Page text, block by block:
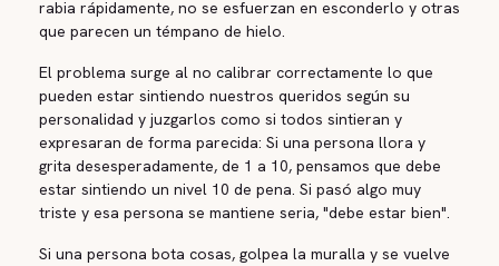
rabia rápidamente, no se esfuerzan en esconderlo y otras
que parecen un témpano de hielo.
El problema surge al no calibrar correctamente lo que
pueden estar sintiendo nuestros queridos según su
personalidad y juzgarlos como si todos sintieran y
expresaran de forma parecida: Si una persona llora y
grita desesperadamente, de 1 a 10, pensamos que debe
estar sintiendo un nivel 10 de pena. Si pasó algo muy
triste y esa persona se mantiene seria, "debe estar bien".
Si una persona bota cosas, golpea la muralla y se vuelve